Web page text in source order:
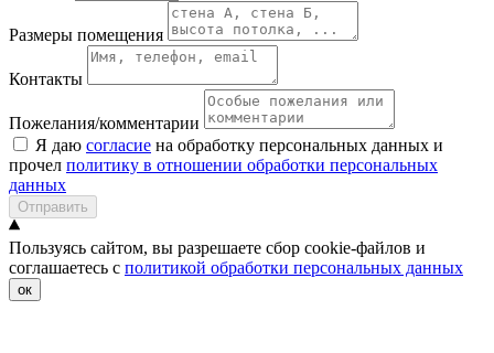
Размеры помещения
Контакты
Пожелания/комментарии
Я даю согласие на обработку персональных данных и
прочел политику в отношении обработки персональных
данных
Отправить
Пользуясь сайтом, вы разрешаете сбор cookie-файлов и
соглашаетесь с политикой обработки персональных данных
ок